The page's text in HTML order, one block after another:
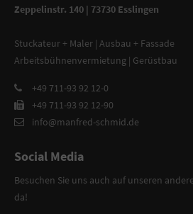
Zeppelinstr. 140 | 73730 Esslingen
Stuckateur + Maler | Ausbau + Fassade
Arbeitsbühnenvermietung | Gerüstbau
+49 711-93 92 12-0
+49 711-93 92 12-90
info@manfred-schmid.de
Social Media
Besuchen Sie uns auch auf unseren
da!